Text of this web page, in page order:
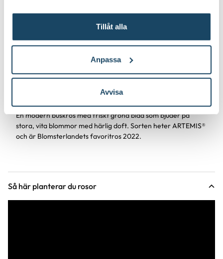
Tillåt alla
Anpassa
Avvisa
ARTEMIS® - Blomsterlandets
En modern buskros med friskt gröna blad som bjuder på
stora, vita blommor med härlig doft. Sorten heter ARTEMIS®
och är Blomsterlandets favoritros 2022.
Så här planterar du rosor